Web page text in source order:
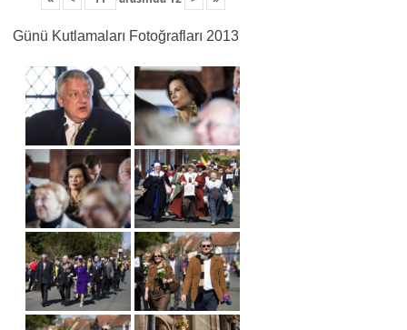
Günü Kutlamaları Fotoğrafları 2013